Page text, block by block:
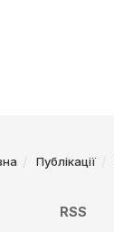
Публікації
RSS